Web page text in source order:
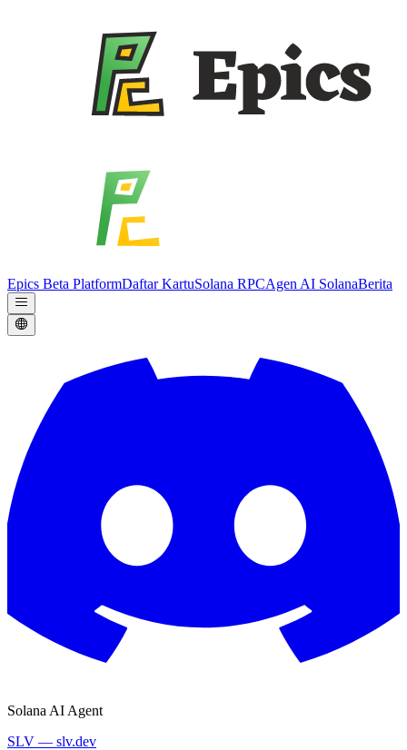
Epics Beta PlatformDaftar KartuSolana RPCAgen AI SolanaBerita
Solana AI Agent
SLV — slv.dev